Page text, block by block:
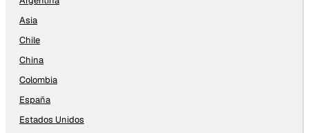
Asia
Chile
China
Colombia
España
Estados Unidos